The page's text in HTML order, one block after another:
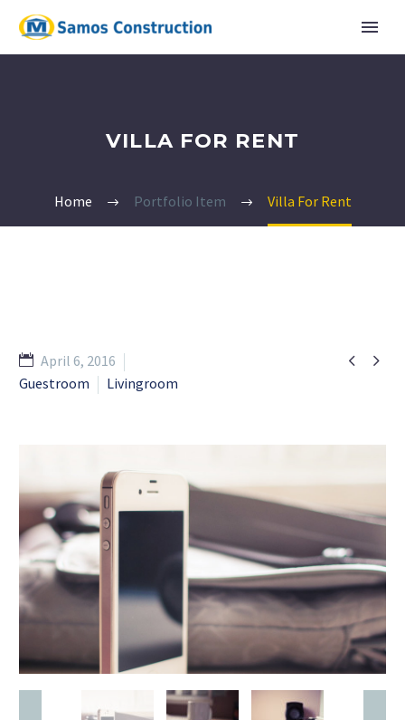
VILLA FOR RENT
Home Portfolio Item Villa For Rent
 
April 6, 2016
Guestroom
Livingroom